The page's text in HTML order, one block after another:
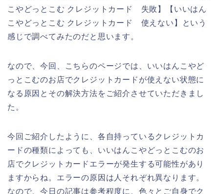
こやどっとこむ クレジットカード 失敗】【いいはん
こやどっとこむ クレジットカード 使えない】という
感じで調べてみたのだと思います。
なので、今回、こちらのページでは、いいはんこやど
っとこむのお店でクレジットカードが使えない状態に
なる原因とその解決方法をご紹介させていただきまし
た。
今回ご紹介したように、各自持っているクレジットカ
ードの種類によっても、いいはんこやどっとこむのお
店でクレジットカードエラーが発生する可能性があり
ますからね。エラーの原因は人それぞれ異なります。
なので、今日の記事は参考程度に、色々とご自身でク